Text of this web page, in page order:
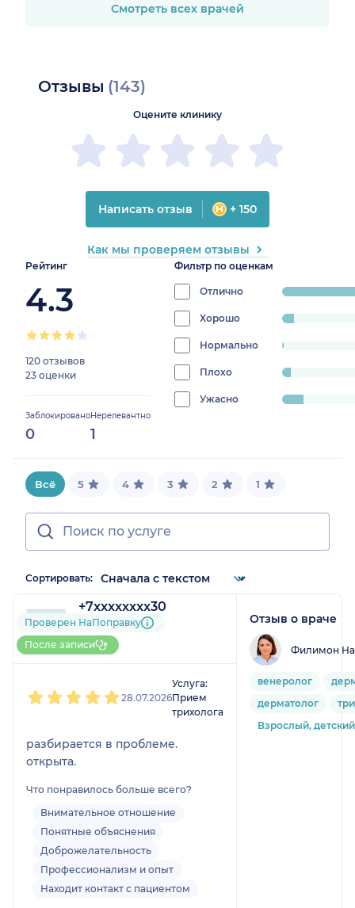
Смотреть всех врачей
Отзывы (143)
Рейтинг
4.3
120 отзывов
23 оценки
Заблокировано
0
Нерелевантно
1
Фильтр по оценкам
Отличноprogress:
81.81818181818183%
Хорошо
4.895104895104895%
Нормально
0.6993006993006993%
Плохо
progress:
3.4965034965034967%
Ужасно
9.090909090909092%
Оцените клинику
Написать отзыв + 150
Как мы проверяем отзывы
Всё 5 4 3 2 1
Сортировать:
+7xxxxxxxx30
1 отзыв
До 5 записей через
НаПоправку
Проверен НаПоправку
После записи
28.07.2026
Услуга:
Прием
трихолога
разбирается в проблеме.
открыта.
Что понравилось больше всего?
Внимательное отношение
Понятные объяснения
Доброжелательность
Профессионализм и опыт
Находит контакт с пациентом
Отзыв о враче
Филимон
венеролог
дерматолог
Взрослый, детский